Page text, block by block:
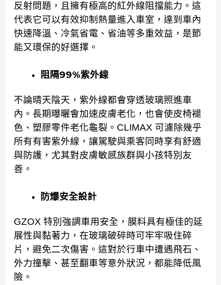
反射問題，且擁有極高的紅外線阻擋能力。這
代表它可以有效抑制熱量進入車室，達到車內
快速降溫、冷氣省電、省油等多重效益，是節
能又環保的好選擇。
阻隔99%紫外線
不論晴天陰天，紫外線都會穿透玻璃照進車
內。長期曝曬會加速皮膚老化，也會使皮椅褪
色、塑膠零件老化龜裂。CLIMAX 可濾除幾乎
所有有害紫外線，讓駕駛與乘客同時享有舒適
與防護，尤其對皮膚敏感族群與小孩特別友
善。
防爆安全設計
GZOX 特別強調車用安全，膜料具有極佳的延
展性與黏著力，在玻璃破碎時可牢牢吸住碎
片，避免二次傷害。這對於行車中遭遇飛石、
外力撞擊、甚至翻車等意外狀況，都能降低風
險。